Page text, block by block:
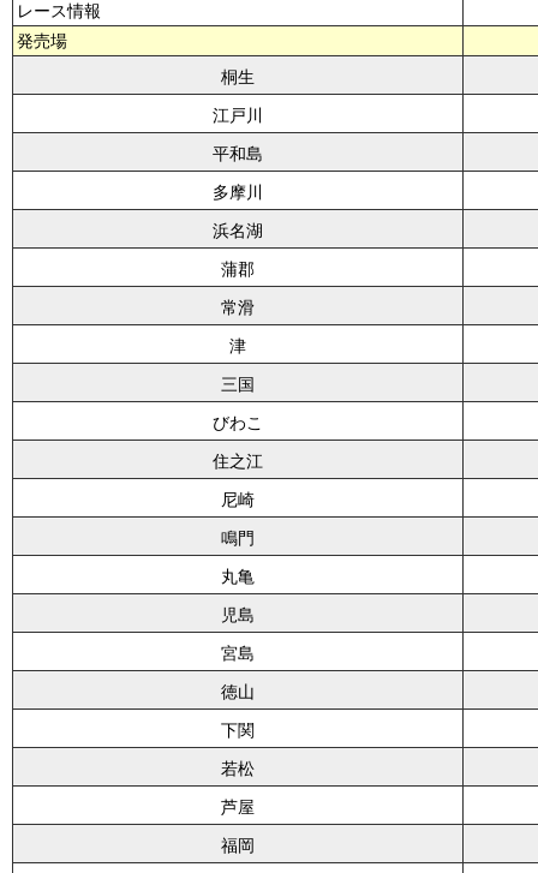
レース情報
発売場
桐生
江戸川
平和島
多摩川
浜名湖
蒲郡
常滑
津
三国
びわこ
住之江
尼崎
鳴門
丸亀
児島
宮島
徳山
下関
若松
芦屋
福岡